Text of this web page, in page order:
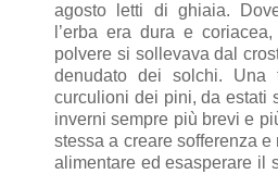
agosto letti di ghiaia.
l’erba era dura e
polvere si sollevava dal
denudato dei solchi. Una
curculioni dei pini, da estati
inverni sempre più brevi e
stessa a creare sofferenza
alimentare ed esasperare il